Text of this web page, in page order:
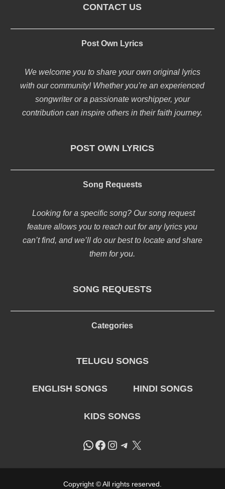
CONTACT US
Post Own Lyrics
We welcome you to share your own original lyrics
with our community! Whether you’re an experienced
songwriter or a passionate worshipper, your
contribution can inspire others in their faith journey.
POST OWN LYRICS
Song Requests
Looking for a specific song? Our song request
feature allows you to reach out for any lyrics you
can’t find, and we’ll do our best to locate and share
them for you.
SONG REQUESTS
Categories
TELUGU SONGS
ENGLISH SONGS HINDI SONGS
KIDS SONGS
WhatsApp
Facebook
Instagram
Telegram
X
Copyright © All rights reserved.